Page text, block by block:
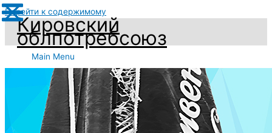
Перейти к содержимому
Кировский
облпотребсоюз
Main Menu